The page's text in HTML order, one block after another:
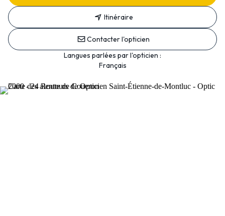
Itinéraire
Contacter l'opticien
Langues parlées par l'opticien :
Français